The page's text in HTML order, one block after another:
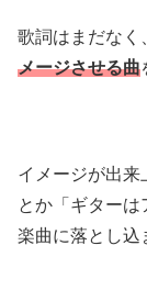
歌詞はまだなく
メージさせる曲
イメージが出来
とか「ギター
楽曲に落とし込